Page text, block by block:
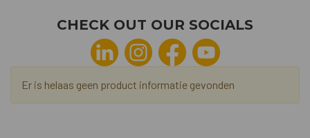
CHECK OUT OUR SOCIALS
Er is helaas geen product informatie gevonden